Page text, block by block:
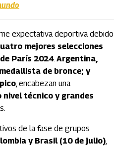
expectativa deportiva debido
mejores selecciones
París 2024. Argentina,
de bronce; y
, encabezan una
nivel técnico y grandes
de la fase de grupos
y Brasil (10 de julio),